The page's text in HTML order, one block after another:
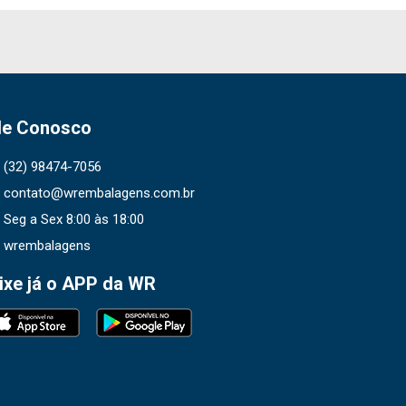
Conosco
(32) 98474-7056
contato@wrembalagens.com.br
Seg a Sex 8:00 às 18:00
wrembalagens
já o APP da WR